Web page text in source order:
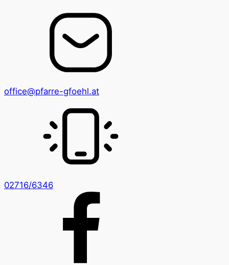
office@pfarre-gfoehl.at
02716/6346